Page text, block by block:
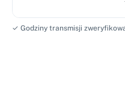
✓ Godziny transmisji